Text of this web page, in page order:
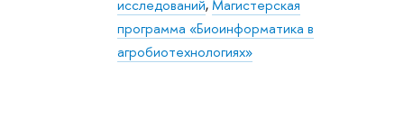
исследований,Магистерская
программа «Биоинформатика в
агробиотехнологиях»